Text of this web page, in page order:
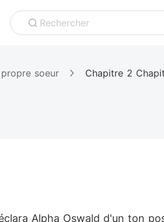
Rechercher
soeur Chapitre 2
Alpha Oswald d'un ton